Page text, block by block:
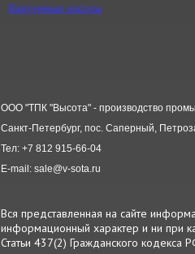
Вакуумные насосы
ООО "ТПК "Высота" - производство
Санкт-Петербург, пос. Саперный,
Тел: +7 812 915-66-04
E-mail: sale@v-sota.ru
Вся представленная на сайте
информационный характер и ни при
Статьи 437(2) Гражданского кодекса